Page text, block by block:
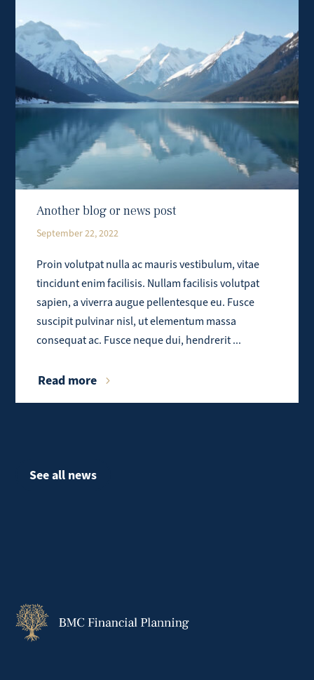
Another blog or news post
September 22, 2022
Proin volutpat nulla ac mauris vestibulum, vitae
tincidunt enim facilisis. Nullam facilisis volutpat
sapien, a viverra augue pellentesque eu. Fusce
suscipit pulvinar nisl, ut elementum massa
consequat ac. Fusce neque dui, hendrerit ...
Read more
See all news